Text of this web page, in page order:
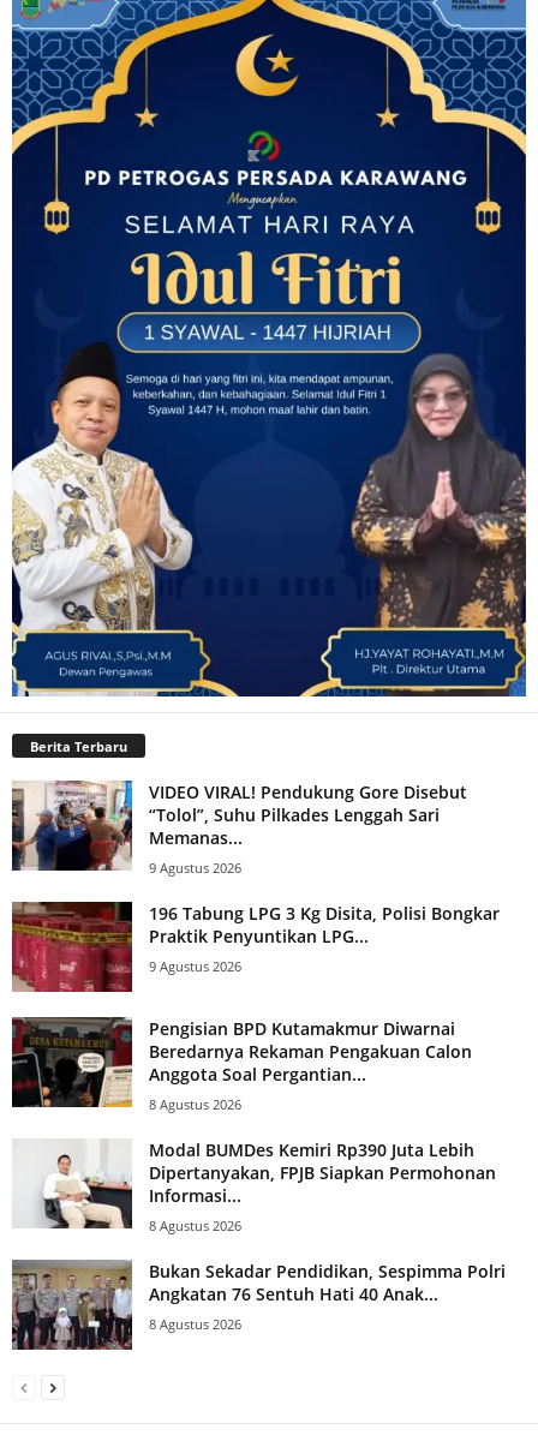
Berita Terbaru
VIDEO VIRAL! Pendukung Gore Disebut
“Tolol”, Suhu Pilkades Lenggah Sari
Memanas...
9 Agustus 2026
196 Tabung LPG 3 Kg Disita, Polisi Bongkar
Praktik Penyuntikan LPG...
9 Agustus 2026
Pengisian BPD Kutamakmur Diwarnai
Beredarnya Rekaman Pengakuan Calon
Anggota Soal Pergantian...
8 Agustus 2026
Modal BUMDes Kemiri Rp390 Juta Lebih
Dipertanyakan, FPJB Siapkan Permohonan
Informasi...
8 Agustus 2026
Bukan Sekadar Pendidikan, Sespimma Polri
Angkatan 76 Sentuh Hati 40 Anak...
8 Agustus 2026